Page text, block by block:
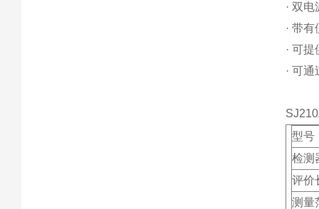
· 双
· 带
· 可
· 可
SJ210
型号
检测
评价
测量